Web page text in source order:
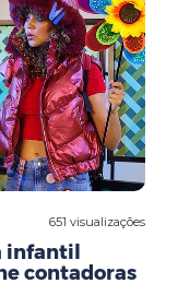
651 visualizações
infantil
contadoras